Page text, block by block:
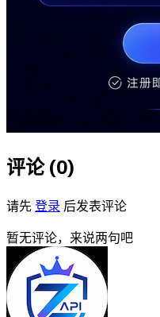
评论 (0)
请先 登录 后发表评论
暂无评论，来说两句吧